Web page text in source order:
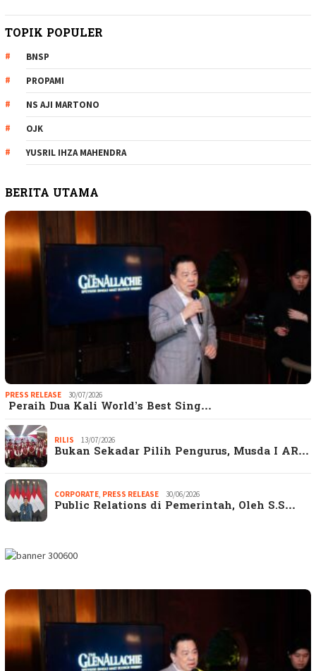
TOPIK POPULER
BNSP
PROPAMI
NS AJI MARTONO
OJK
YUSRIL IHZA MAHENDRA
BERITA UTAMA
PRESS RELEASE 30/07/2026
Peraih Dua Kali World’s Best Sing…
RILIS 13/07/2026
Bukan Sekadar Pilih Pengurus, Musda I AR…
CORPORATE, PRESS RELEASE 30/06/2026
Public Relations di Pemerintah, Oleh S.S…